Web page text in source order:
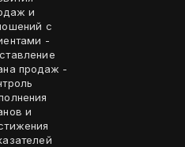
и
с
-
продаж -
и